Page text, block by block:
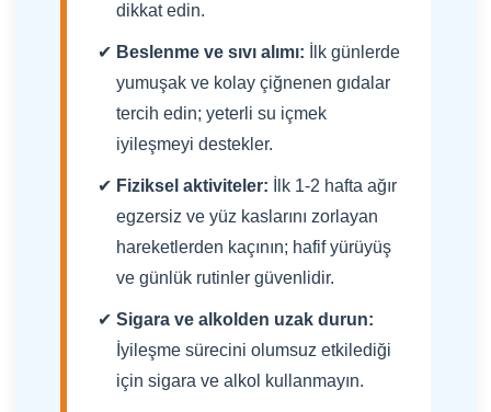
dikkat edin.
Beslenme ve sıvı alımı: İlk günlerde
yumuşak ve kolay çiğnenen gıdalar
tercih edin; yeterli su içmek
iyileşmeyi destekler.
Fiziksel aktiviteler: İlk 1-2 hafta ağır
egzersiz ve yüz kaslarını zorlayan
hareketlerden kaçının; hafif yürüyüş
ve günlük rutinler güvenlidir.
Sigara ve alkolden uzak durun:
İyileşme sürecini olumsuz etkilediği
için sigara ve alkol kullanmayın.